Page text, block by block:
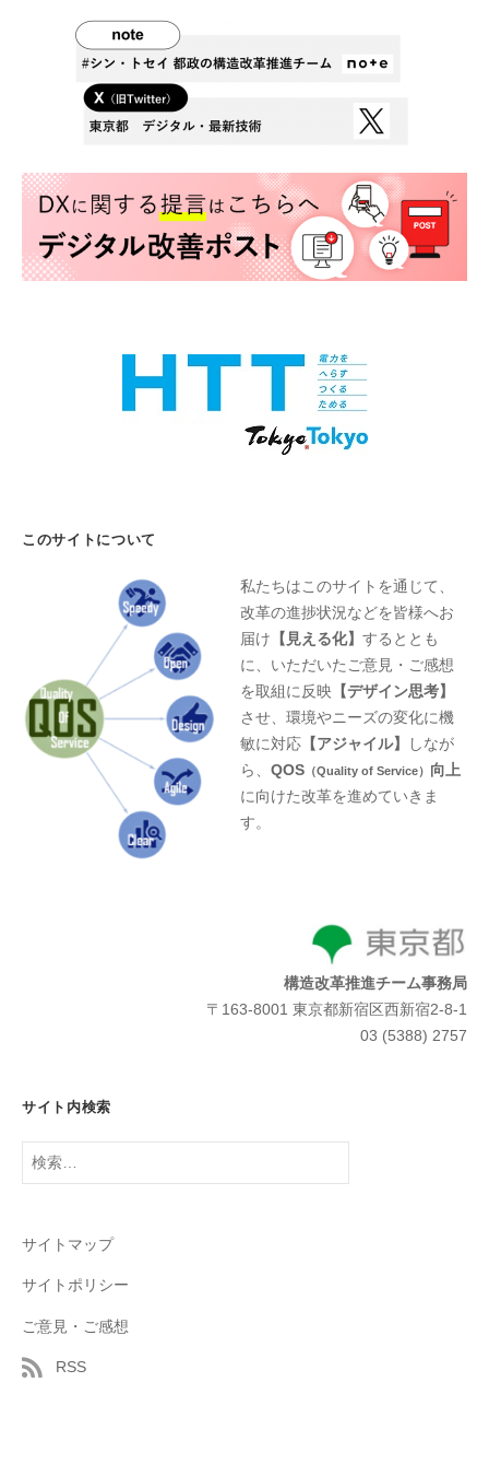
このサイトについて
私たちはこのサイトを通じて、
改革の進捗状況などを皆様へお
届け 【見える化】するととも
に、いただいたご意見・ご感想
を取組に反映 【デザイン思考】
させ、環境やニーズの変化に機
敏に対応 【アジャイル】
しなが
ら、QOS （Quality of Service） 向上
に向けた改革を進めていきま
す。
構造改革推進チーム事務局
〒163-8001 東京都新宿区西新宿2-8-1
03 (5388) 2757
サイト内検索
検
索:
サイトマップ
サイトポリシー
ご意見・ご感想
RSS